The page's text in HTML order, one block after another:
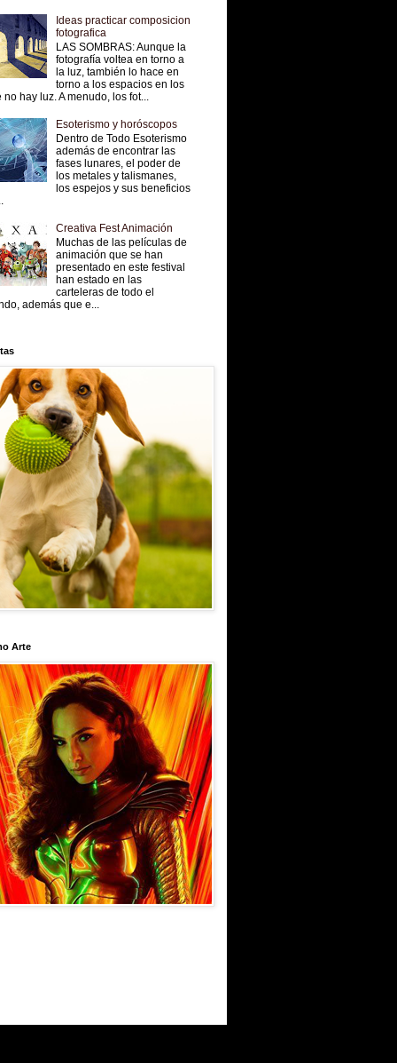
Ideas practicar composicion
fotografica
LAS SOMBRAS: Aunque la
fotografía voltea en torno a
la luz, también lo hace en
torno a los espacios en los
no hay luz. A menudo, los fot...
Esoterismo y horóscopos
Dentro de Todo Esoterismo
además de encontrar las
fases lunares, el poder de
los metales y talismanes,
los espejos y sus beneficios
Creativa Fest Animación
Muchas de las películas de
animación que se han
presentado en este festival
han estado en las
carteleras de todo el
además que e...
Arte